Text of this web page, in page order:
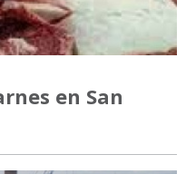
en San